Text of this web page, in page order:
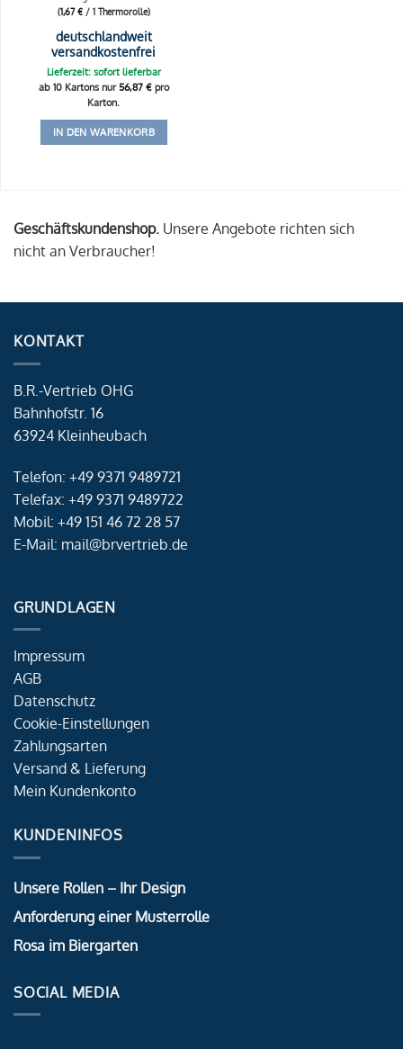
(1,67€/ 1 Thermorolle)
deutschlandweit
versandkostenfrei
Lieferzeit: sofort lieferbar
ab 10 Kartons nur56,87 €pro
Karton.
IN DEN WARENKORB
Geschäftskundenshop. Unsere Angebote richten sich
nicht an Verbraucher!
KONTAKT
B.R.-Vertrieb OHG
Bahnhofstr. 16
63924 Kleinheubach
Telefon: +49 9371 9489721
Telefax: +49 9371 9489722
Mobil: +49 151 46 72 28 57
E-Mail: mail@brvertrieb.de
GRUNDLAGEN
Impressum
AGB
Datenschutz
Cookie-Einstellungen
Zahlungsarten
Versand & Lieferung
Mein Kundenkonto
KUNDENINFOS
Unsere Rollen – Ihr Design
Anforderung einer Musterrolle
Rosa im Biergarten
SOCIAL MEDIA